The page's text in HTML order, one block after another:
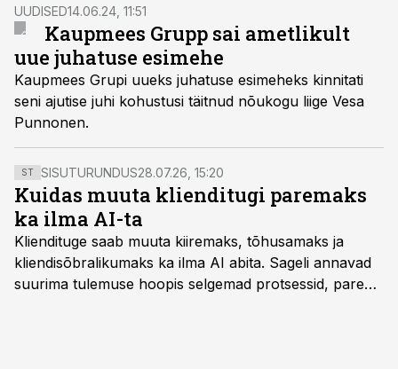
UUDISED14.06.24, 11:51
Kaupmees Grupp sai ametlikult
uue juhatuse esimehe
Kaupmees Grupi uueks juhatuse esimeheks kinnitati
seni ajutise juhi kohustusi täitnud nõukogu liige Vesa
Punnonen.
ST SISUTURUNDUS28.07.26, 15:20
Kuidas muuta klienditugi paremaks
ka ilma AI-ta
Kliendituge saab muuta kiiremaks, tõhusamaks ja
kliendisõbralikumaks ka ilma AI abita. Sageli annavad
suurima tulemuse hoopis selgemad protsessid, parem